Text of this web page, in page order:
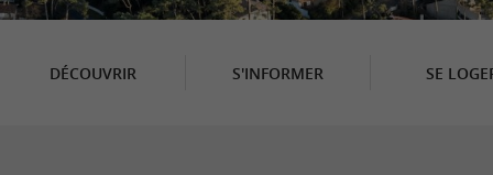
DÉCOUVRIR S'INFORMER SE